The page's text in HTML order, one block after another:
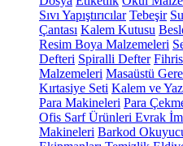
Sıvı Yapıştırıcılar Tebeşir
Çantası Kalem Kutusu
Resim Boya Malzemeleri
Defteri Spiralli Defter
Malzemeleri Masaüstü
Kırtasiye Seti Kalem ve
Para Makineleri Para
Ofis Sarf Ürünleri Evrak
Makineleri Barkod